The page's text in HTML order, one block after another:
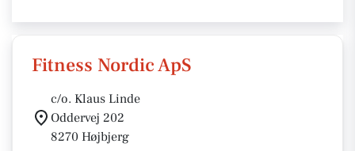
Fitness Nordic ApS
c/o. Klaus Linde
Oddervej 202
8270 Højbjerg